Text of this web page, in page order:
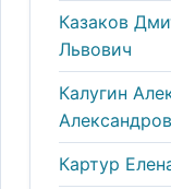
Казаков
Львович
Калугин
Картур